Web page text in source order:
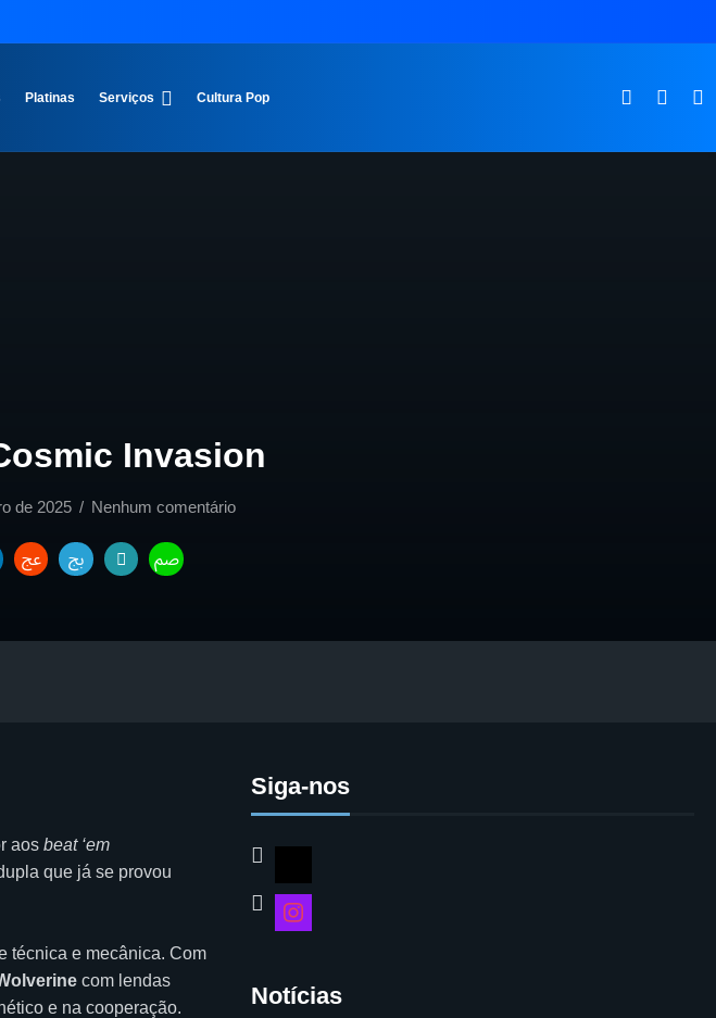
Platinas Serviços Cultura Pop
Invasion
de 2025 Nenhum comentário
aos beat ‘em
que já se provou
técnica e mecânica. Com
com lendas
e na cooperação.
Siga-nos
Notícias